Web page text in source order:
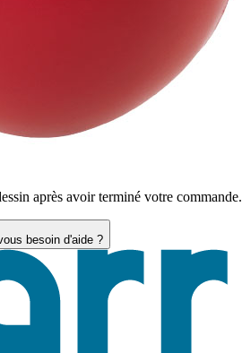
après avoir terminé votre commande.
besoin d'aide ?